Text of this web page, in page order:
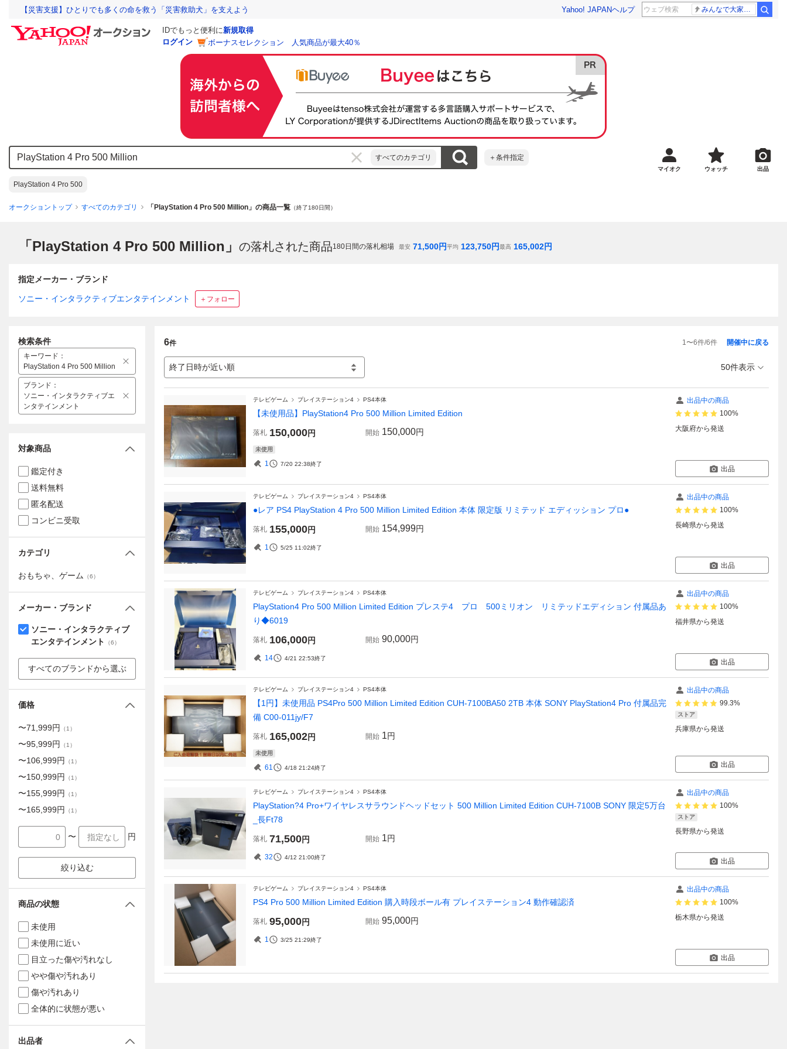
【災害支援】ひとりでも多くの命を救う「災害救助犬」を支えよう Yahoo! JAPANヘルプ みんなで大家さん 2881億円
IDでもっと便利に新規取得
ログイン
ボーナスセレクション 人気商品が最大40％
すべてのカテゴリ ＋条件指定
PlayStation 4 Pro 500
マイオク ウォッチ 出品
オークショントップ すべてのカテゴリ 「PlayStation 4 Pro 500 Million」の商品一覧 （終了180日間）
「PlayStation 4 Pro 500 Million」 の落札された商品180日間の落札相場 最安 71,500円平均 123,750円最高 165,002円
指定メーカー・ブランド
ソニー・インタラクティブエンタテインメント ＋フォロー
6件 1〜6件/6件
終了日時が近い順
開催中に戻る
50件表示
テレビゲーム プレイステーション4 PS4本体
【未使用品】PlayStation4 Pro 500 Million Limited Edition
落札 150,000円 開始 150,000円
未使用
1 7/20 22:38終了
出品中の商品
100%
大阪府から発送
出品
テレビゲーム プレイステーション4 PS4本体
●レア PS4 PlayStation 4 Pro 500 Million Limited Edition 本体 限定版 リミテッド エディッション プロ●
落札 155,000円 開始 154,999円
1 5/25 11:02終了
出品中の商品
100%
長崎県から発送
出品
テレビゲーム プレイステーション4 PS4本体
PlayStation4 Pro 500 Million Limited Edition プレステ4 プロ 500ミリオン リミテッドエディション 付属品あ
り◆6019
落札 106,000円 開始 90,000円
14 4/21 22:53終了
出品中の商品
100%
福井県から発送
出品
テレビゲーム プレイステーション4 PS4本体
【1円】未使用品 PS4Pro 500 Million Limited Edition CUH-7100BA50 2TB 本体 SONY PlayStation4 Pro 付属品完
備 C00-011jy/F7
落札 165,002円 開始 1円
未使用
61 4/18 21:24終了
出品中の商品
99.3%
ストア
兵庫県から発送
出品
テレビゲーム プレイステーション4 PS4本体
PlayStation?4 Pro+ワイヤレスサラウンドヘッドセット 500 Million Limited Edition CUH-7100B SONY 限定5万台
_長Ft78
落札 71,500円 開始 1円
32 4/12 21:00終了
出品中の商品
100%
ストア
長野県から発送
出品
テレビゲーム プレイステーション4 PS4本体
PS4 Pro 500 Million Limited Edition 購入時段ボール有 プレイステーション4 動作確認済
落札 95,000円 開始 95,000円
1 3/25 21:29終了
出品中の商品
100%
栃木県から発送
出品
検索条件
キーワード ：
PlayStation 4 Pro 500 Million
ブランド ：
ソニー・インタラクティブエ
ンタテインメント
対象商品
鑑定付き
送料無料
匿名配送
コンビニ受取
カテゴリ
おもちゃ、ゲーム （6）
メーカー・ブランド
ソニー・インタラクティブ
エンタテインメント
（6）
すべてのブランドから選ぶ
価格
〜71,999円 （1 ）
〜95,999円 （1 ）
〜106,999円 （1 ）
〜150,999円 （1 ）
〜155,999円 （1 ）
〜165,999円 （1 ）
〜 円
絞り込む
商品の状態
未使用
未使用に近い
目立った傷や汚れなし
やや傷や汚れあり
傷や汚れあり
全体的に状態が悪い
出品者